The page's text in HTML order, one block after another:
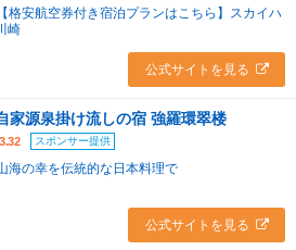
【格安航空券付き宿泊プランはこちら】スカイハ
崎
公式サイトを見る
家源泉掛け流しの宿 強羅環翠楼
3.32 スポンサー提供
海の幸を伝統的な日本料理で
公式サイトを見る